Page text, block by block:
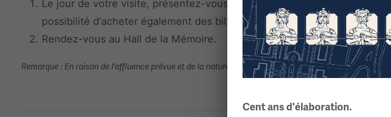
Le jour de votre visite, présentez-vous à la billetterie pour obtenir votre
possibilité d'acheter également des billets d'entrée au musée à ce
Rendez-vous au Hall de la Mémoire.
Remarque : En raison de l'affluence prévue et de la nature sensible des documents, des files
Cent ans d'élaboration.